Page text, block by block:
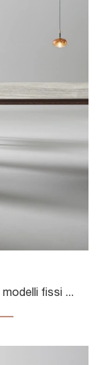
Se vuoi tavoli design da pranzo, scopri i modelli fissi di Bonaldo: clicca e scopri il modello Oshi in ceramica.